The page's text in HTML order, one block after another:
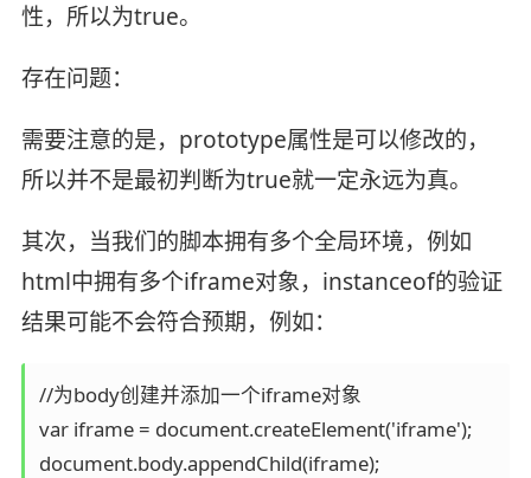
性，所以为true。
存在问题：
需要注意的是，prototype属性是可以修改的，
所以并不是最初判断为true就一定永远为真。
其次，当我们的脚本拥有多个全局环境，例如
html中拥有多个iframe对象，instanceof的验证
结果可能不会符合预期，例如：
//为body创建并添加一个iframe对象
var iframe = document.createElement('iframe');
document.body.appendChild(iframe);